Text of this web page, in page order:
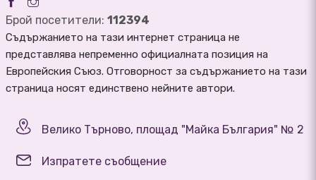
Брой посетители: 112394
Съдържанието на тази интернет страница не
представлява непременно официалната позиция на
Европейския Съюз. Отговорност за съдържанието на тази
страница носят единствено нейните автори.
Велико Търново, площад "Майка България" № 2
Изпратете съобщение